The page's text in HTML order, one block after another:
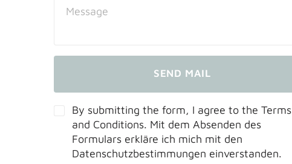
SEND MAIL
By submitting the form, I agree to the Terms
and Conditions. Mit dem Absenden des
Formulars erkläre ich mich mit den
Datenschutzbestimmungen einverstanden.